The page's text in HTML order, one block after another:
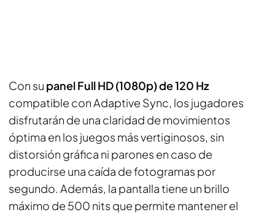
Con su panel Full HD (1080p) de 120 Hz
compatible con Adaptive Sync, los jugadores
disfrutarán de una claridad de movimientos
óptima en los juegos más vertiginosos, sin
distorsión gráfica ni parones en caso de
producirse una caída de fotogramas por
segundo. Además, la pantalla tiene un brillo
máximo de 500 nits que permite mantener el